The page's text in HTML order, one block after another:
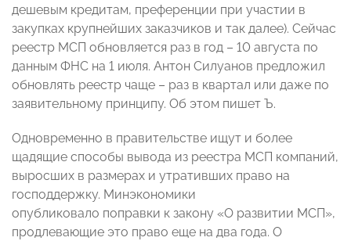
дешевым кредитам, преференции при участии в
закупках крупнейших заказчиков и так далее). Сейчас
реестр МСП обновляется раз в год – 10 августа по
данным ФНС на 1 июля. Антон Силуанов предложил
обновлять реестр чаще – раз в квартал или даже по
заявительному принципу. Об этом пишет Ъ.
Одновременно в правительстве ищут и более
щадящие способы вывода из реестра МСП компаний,
выросших в размерах и утративших право на
господдержку. Минэкономики
опубликовало поправки к закону «О развитии МСП»,
продлевающие это право еще на два года. О